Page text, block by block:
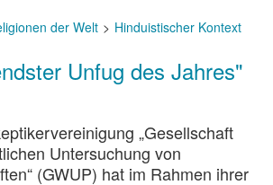
der Welt Hinduistischer Kontext
Unfug des Jahres"
„Gesellschaft
Untersuchung von
(GWUP) hat im Rahmen ihrer